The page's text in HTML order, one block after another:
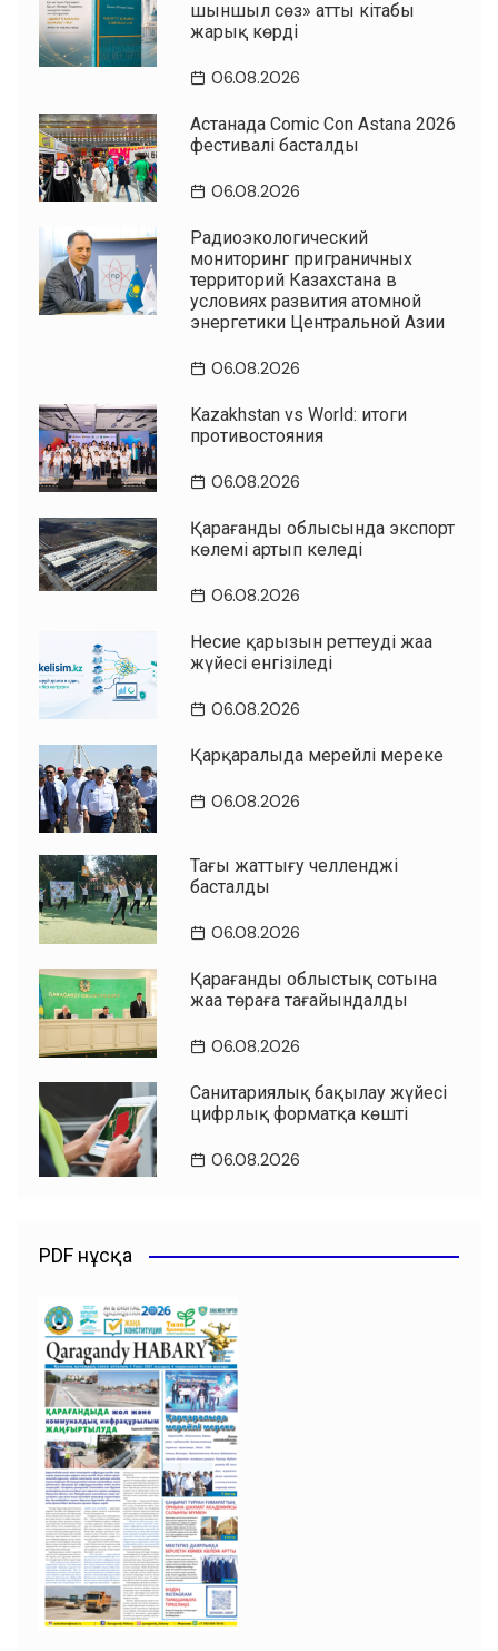
шыншыл сөз» атты кітабы
жарық көрді
06.08.2026
Астанада Comic Con Astana 2026
фестивалі басталды
06.08.2026
Радиоэкологический
мониторинг приграничных
территорий Казахстана в
условиях развития атомной
энергетики Центральной Азии
06.08.2026
Kazakhstan vs World: итоги
противостояния
06.08.2026
Қарағанды облысында экспорт
көлемі артып келеді
06.08.2026
Несие қарызын реттеудің жаңа
жүйесі енгізіледі
06.08.2026
Қарқаралыда мерейлі мереке
06.08.2026
Таңғы жаттығу челленджі
басталды
06.08.2026
Қарағанды облыстық сотына
жаңа төраға тағайындалды
06.08.2026
Санитариялық бақылау жүйесі
цифрлық форматқа көшті
06.08.2026
PDF нұсқа